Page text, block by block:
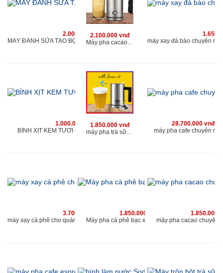
2.000.000 vnđ
MÁY ĐÁNH SỮA TẠO BỌT CHUYÊN NGHIỆP KAHCHAN
2.100.000 vnđ
Máy pha cacao chuyên nghiệp cho quán
1.000.000 vnđ
BÌNH XỊT KEM TƯƠI CAO CẤP KAHCHAN
1.850.000 vnđ
máy pha trà sữa milk foam kahchan
28.700.000 vnđ
máy pha cafe chuyên
3.700.000 vnđ
1.850.000 vnđ
Máy pha cà phê bạc xỉu chuyên nghiệp
1.850.000
máy pha cacao chuyên